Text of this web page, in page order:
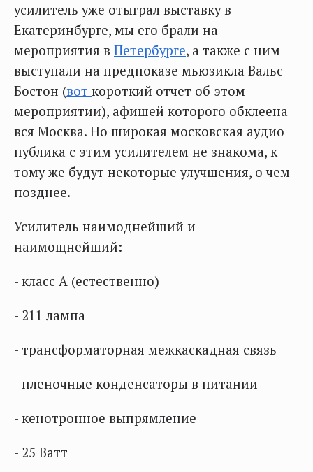
усилитель уже отыграл выставку в
Екатеринбурге, мы его брали на
мероприятия в Петербурге, а также с ним
выступали на предпоказе мьюзикла Вальс
Бостон (вот короткий отчет об этом
мероприятии), афишей которого обклеена
вся Москва. Но широкая московская аудио
публика с этим усилителем не знакома, к
тому же будут некоторые улучшения, о чем
позднее.
Усилитель наимоднейший и
наимощнейший:
- класс А (естественно)
- 211 лампа
- трансформаторная межкаскадная связь
- пленочные конденсаторы в питании
- кенотронное выпрямление
- 25 Ватт